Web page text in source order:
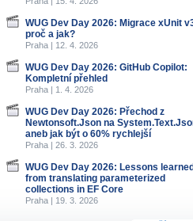
WUG Dev Day 2026: Migrace xUnit
proč a jak?
Praha | 12. 4. 2026
WUG Dev Day 2026: GitHub Copilot:
Kompletní přehled
Praha | 1. 4. 2026
WUG Dev Day 2026: Přechod z
Newtonsoft.Json na
aneb jak být o 60% rychlejší
Praha | 26. 3. 2026
WUG Dev Day 2026: Lessons learned
from translating parameterized
collections in EF Core
Praha | 19. 3. 2026